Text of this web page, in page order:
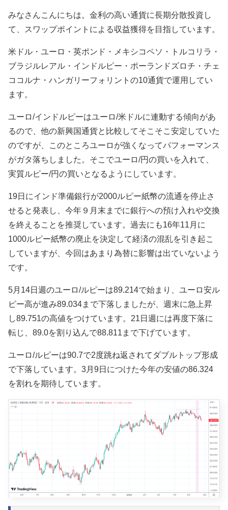
みなさんこんにちは。金利の高い通貨に長期分散投資し
て、スワップポイントによる収益獲得を目指しています。
米ドル・ユーロ・英ポンド・メキシコペソ・トルコリラ・
ブラジルレアル・インドルピー・ポーランドズロチ・チェ
ココルナ・ハンガリーフォリントの10通貨で運用してい
ます。
ユーロ/インドルピーはユーロ/米ドルに連動する傾向があ
るので、他の新興国通貨と比較してそこそこ安定していた
のですが、このところユーロが強くなってパフォーマンス
がガタ落ちしました。そこでユーロ/円の買いを入れて、
実質ルピー/円の買いとなるようにしています。
19日にインド準備銀行が2000ルピー紙幣の流通を停止さ
せると発表し、今年９月末までに銀行への預け入れや交換
を終えることを推奨しています。過去にも16年11月に
1000ルピー紙幣の廃止を決定して経済の混乱を引き起こ
していますが、今回はあまり為替に影響は出ていないよう
です。
5月14日週のユーロ/ルピーは89.214で始まり、ユーロ安ル
ピー高が進み89.034まで下落しましたが、週末に急上昇
し89.751の高値をつけています。21日週には再度下落に
転じ、89.0を割り込んで88.811まで下げています。
ユーロ/ルピーは90.7で2度跳ね返されてダブルトップ形成
で下落しています。3月9日につけた今年の安値の86.324
を割れを期待しています。